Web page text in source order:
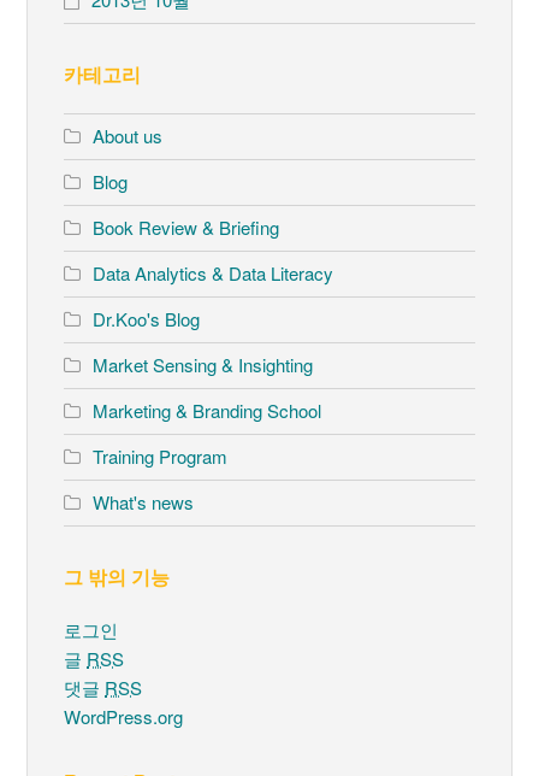
카테고리
About us
Blog
Book Review & Briefing
Data Analytics & Data Literacy
Dr.Koo's Blog
Market Sensing & Insighting
Marketing & Branding School
Training Program
What's news
그 밖의 기능
로그인
글 RSS
댓글 RSS
WordPress.org